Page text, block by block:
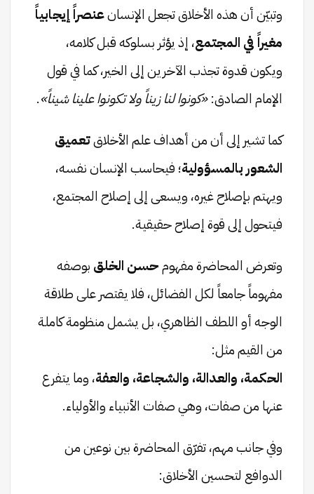
وتبيّن أن هذه الأخلاق تجعل الإنسانعنصراً إيجابياً
مغيراً في المجتمع، إذ يؤثر بسلوكه قبل كلامه،
ويكون قدوة تجذب الآخرين إلى الخير، كما في قول
الإمام الصادق:«كونوا لنا زيناً ولا تكونوا علينا شيناً».
كما تشير إلى أن من أهداف علم الأخلاقتعميق
الشعور بالمسؤولية؛ فيحاسب الإنسان نفسه،
ويهتم بإصلاح غيره، ويسعى إلى إصلاح المجتمع،
فيتحول إلى قوة إصلاح حقيقية.
وتعرض المحاضرة مفهومحسن الخلق بوصفه
مفهوماً جامعاً لكل الفضائل، فلا يقتصر على طلاقة
الوجه أو اللطف الظاهري، بل يشمل منظومة كاملة
من القيم مثل:
الحكمة، والعدالة، والشجاعة، والعفة، وما يتفرع
عنها من صفات، وهي صفات الأنبياء والأولياء.
وفي جانب مهم، تفرّق المحاضرة بين نوعين من
الدوافع لتحسين الأخلاق: